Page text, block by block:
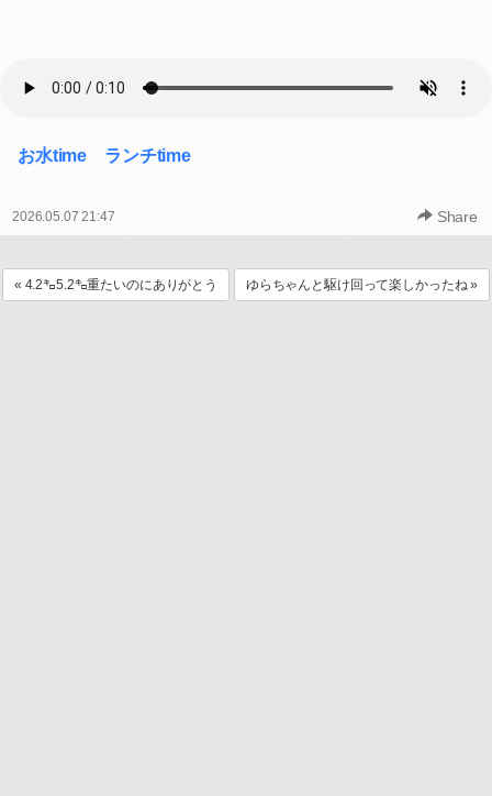
お水time ランチtime
2026.05.07 21:47 Share
« 4.2㌔5.2㌔重たいのにありがとう ゆらちゃんと駆け回って楽しかったね »